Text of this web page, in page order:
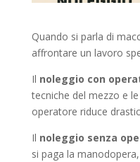
Quando si parla di
affrontare un lavoro
Il noleggio con
tecniche del mezzo e
operatore riduce
Il noleggio senza
si paga la